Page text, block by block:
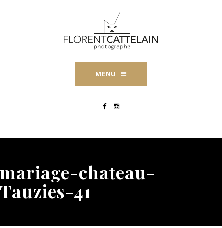
MENU
mariage-chateau-
Tauzies-41